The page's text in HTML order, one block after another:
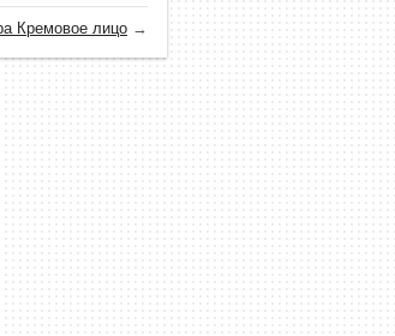
Кремовое лицо →